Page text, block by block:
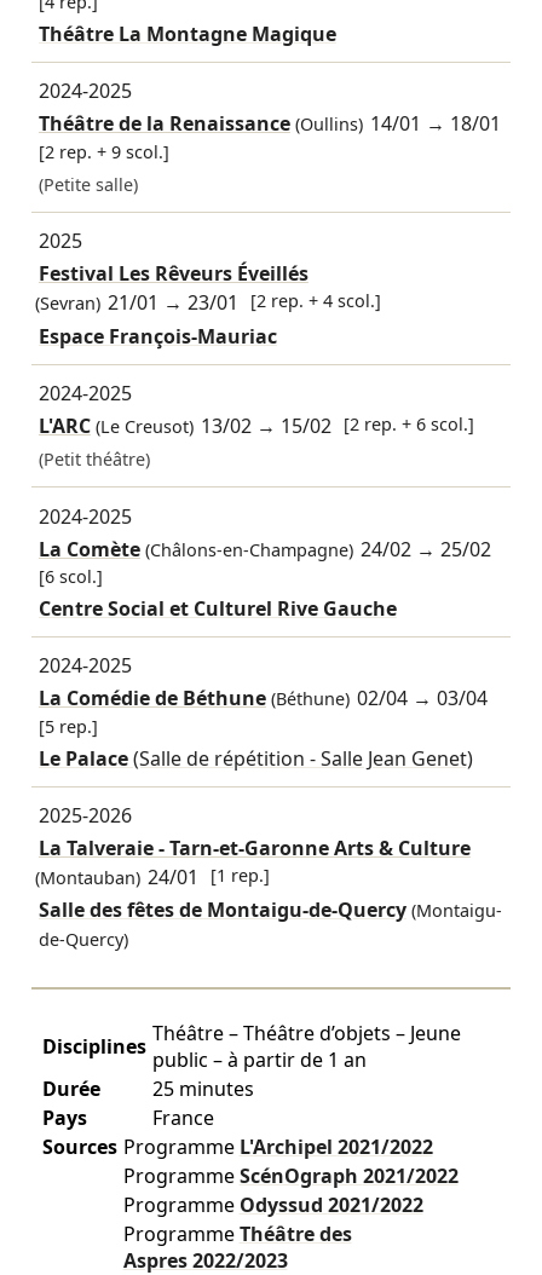
Théâtre La Montagne Magique
2024-2025
Théâtre de la Renaissance(Oullins) 14/01 → 18/01
[2 rep. + 9 scol.]
(Petite salle)
2025
Festival Les Rêveurs Éveillés
(Sevran) 21/01 →23/01 [2 rep. + 4 scol.]
Espace François-Mauriac
2024-2025
L'ARC(Le Creusot) 13/02 → 15/02 [2 rep. + 6 scol.]
(Petit théâtre)
2024-2025
La Comète(Châlons-en-Champagne) 24/02 →25/02
[6 scol.]
Centre Social et Culturel Rive Gauche
2024-2025
La Comédie de Béthune(Béthune) 02/04 →03/04
[5 rep.]
Le Palace(Salle de répétition - Salle Jean Genet)
2025-2026
La Talveraie - Tarn-et-Garonne Arts & Culture
(Montauban) 24/01 [1 rep.]
Salle des fêtes de Montaigu-de-Quercy (Montaigu-
de-Quercy)
Disciplines Théâtre – Théâtre d’objets – Jeune
public – à partir de 1 an
Durée
25 minutes
Pays
France
Sources Programme L'Archipel 2021/2022
ProgrammeScénOgraph 2021/2022
Programme Odyssud 2021/2022
ProgrammeThéâtre des
Aspres2022/2023